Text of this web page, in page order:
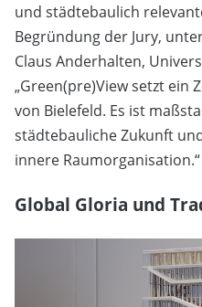
und städtebaulich
Begründung der Jury,
Claus Anderhalten,
„Green(pre)View setzt ein
von Bielefeld. Es ist
städtebauliche Zukunft
innere Raumorganisation.“
Global Gloria und